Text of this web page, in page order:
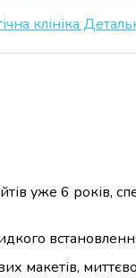
клініка
уже 6 років,
макетів,